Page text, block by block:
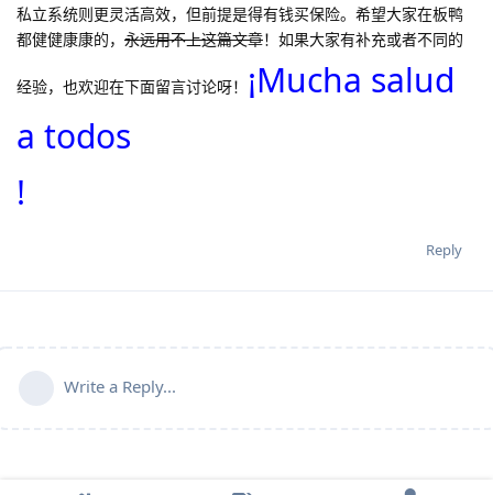
私立系统则更灵活高效，但前提是得有钱买保险。希望大家在板鸭
都健健康康的， 永远用不上这篇文章！如果大家有补充或者不同的
经验，也欢迎在下面留言讨论呀！ ¡Mucha salud
a todos
!
Reply
Write a Reply...